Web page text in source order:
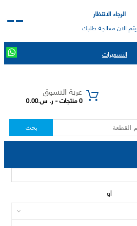
الرجاء الانتظار
يتم الان معالجة طلبك
التسعيرات
عربة التسوق
0 منتجات - ر. س.0.00
بحث
او